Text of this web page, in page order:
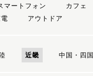
マートフォン カフェ
アウトドア
近畿 中国・四国